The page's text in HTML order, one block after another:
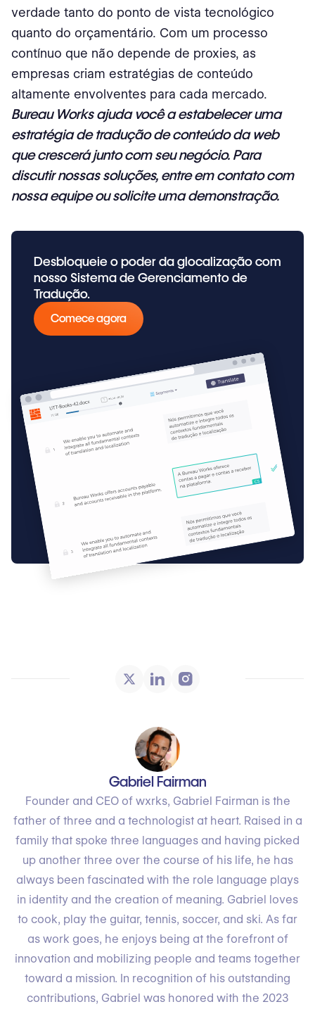
verdade tanto do ponto de vista tecnológico
quanto do orçamentário. Com um processo
contínuo que não depende de proxies, as
empresas criam estratégias de conteúdo
altamente envolventes para cada mercado.
Bureau Worksajuda você a estabelecer uma
estratégia de tradução de conteúdo da web
que crescerá junto com seu negócio. Para
discutir nossas soluções, entre em contato com
nossa equipeousolicite uma demonstração.
Desbloqueie o poder da glocalização com
nosso Sistema de Gerenciamento de
Tradução.
Comece agora
Gabriel Fairman
Founder and CEO of wxrks, Gabriel Fairman is the
father of three and a technologist at heart. Raised in a
family that spoke three languages and having picked
up another three over the course of his life, he has
always been fascinated with the role language plays
in identity and the creation of meaning. Gabriel loves
to cook, play the guitar, tennis, soccer, and ski. As far
as work goes, he enjoys being at the forefront of
innovation and mobilizing people and teams together
toward a mission. In recognition of his outstanding
contributions, Gabriel was honored with the 2023